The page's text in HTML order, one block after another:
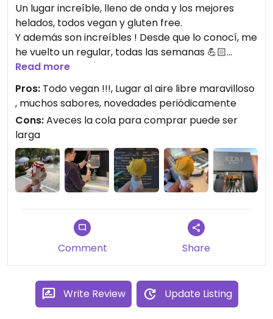
Un lugar increíble, lleno de onda y los mejores
helados, todos vegan y gluten free.
Y además son increíbles ! Desde que lo conocí, me
he vuelto un regular, todas las semanas 💪🏻
Tiene sabores de la estación (frutas del verano
constantemente.
También tienen cosas dulces para acompañar los
helados.
Increíble espacio al aire libre para disfrutar los
helados, por av Alonso de Córdova.
Agua y helado gratis ! Para tu perro si vas
acompañado.
Read more
Pros: Todo vegan !!!, Lugar al aire libre maravilloso
, muchos sabores, novedades periódicamente
Cons:Aveces la cola para comprar puede ser
larga
Comment Share
Write Review Update Listing